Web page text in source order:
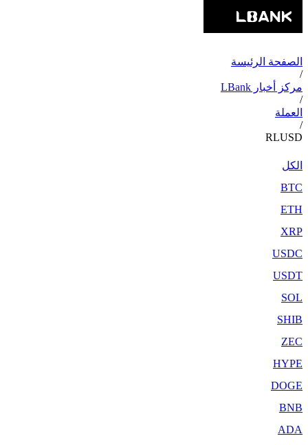
الصفحة الرئيسة
/
مركز أخبار LBank
/
العملة
/
RLUSD
الكل
BTC
ETH
XRP
USDC
USDT
SOL
SHIB
ZEC
HYPE
DOGE
BNB
ADA